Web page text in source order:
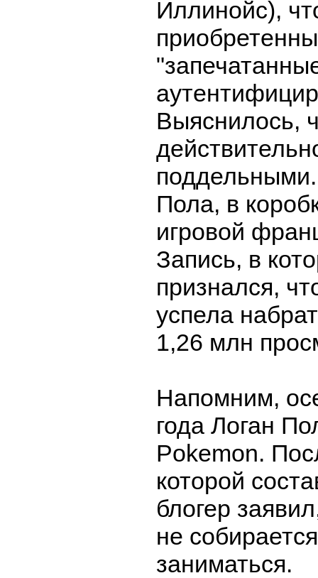
Иллинойс),
Выяснилось,
Пола, в
игровой
Запись, в
признался,
успела
1,26 млн
Напомним,
года Логан
Pokemon.
которой
блогер
не
заниматься.